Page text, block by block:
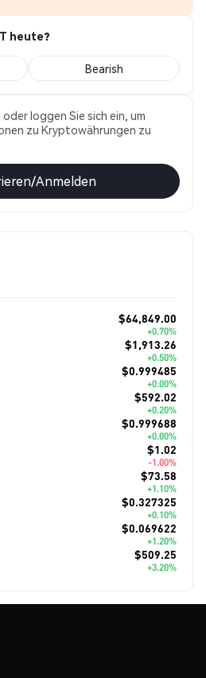
heute?
Bearish
oder loggen Sie sich ein, um
zu Kryptowährungen zu
Anmelden
$64,849.00
+0.70%
$1,913.26
+0.50%
$0.999485
+0.00%
$592.02
+0.20%
$0.999688
+0.00%
$1.02
-1.00%
$73.58
+1.10%
$0.327325
+0.10%
$0.069622
+1.20%
$509.25
+3.20%